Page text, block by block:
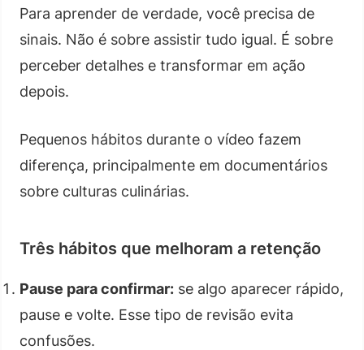
Para aprender de verdade, você precisa de
sinais. Não é sobre assistir tudo igual. É sobre
perceber detalhes e transformar em ação
depois.
Pequenos hábitos durante o vídeo fazem
diferença, principalmente em documentários
sobre culturas culinárias.
Três hábitos que melhoram a retenção
Pause para confirmar: se algo aparecer rápido,
pause e volte. Esse tipo de revisão evita
confusões.